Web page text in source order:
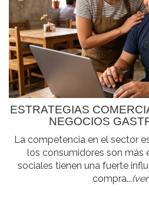
ESTRATEGIAS
NEGOCIOS
La competencia en el sector
los consumidores son más
sociales tienen una fuerte
compra...